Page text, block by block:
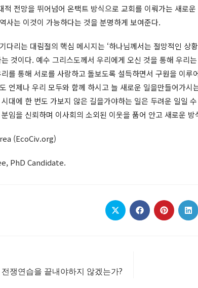
적 전망을 뛰어넘어 온택트 방식으로 교회를 이뤄가는 새로
사는 이것이 가능하다는 것을 분명하게 보여준다.
다리는 대림절의 핵심 메시지는 ‘하나님께서는 절망적인 상
것이다. 예수 그리스도께서 우리에게 오신 것을 통해 우리
를 통해 서로를 사랑하고 돌보도록 설득하면서 구원을 이루
언제나 우리 모두와 함께 하시고 늘 새로운 일을만들어가시
대에 한 번도 가보지 않은 길을가야하는 일은 두려운 일일
임을 신뢰하며 이사회의 소외된 이웃을 품어 안고 새로운
(EcoCiv.org)
PhD Candidate.
Opens
in
Opens
in
Opens
in in
쟁연습을 끝내야하지 않겠는가?